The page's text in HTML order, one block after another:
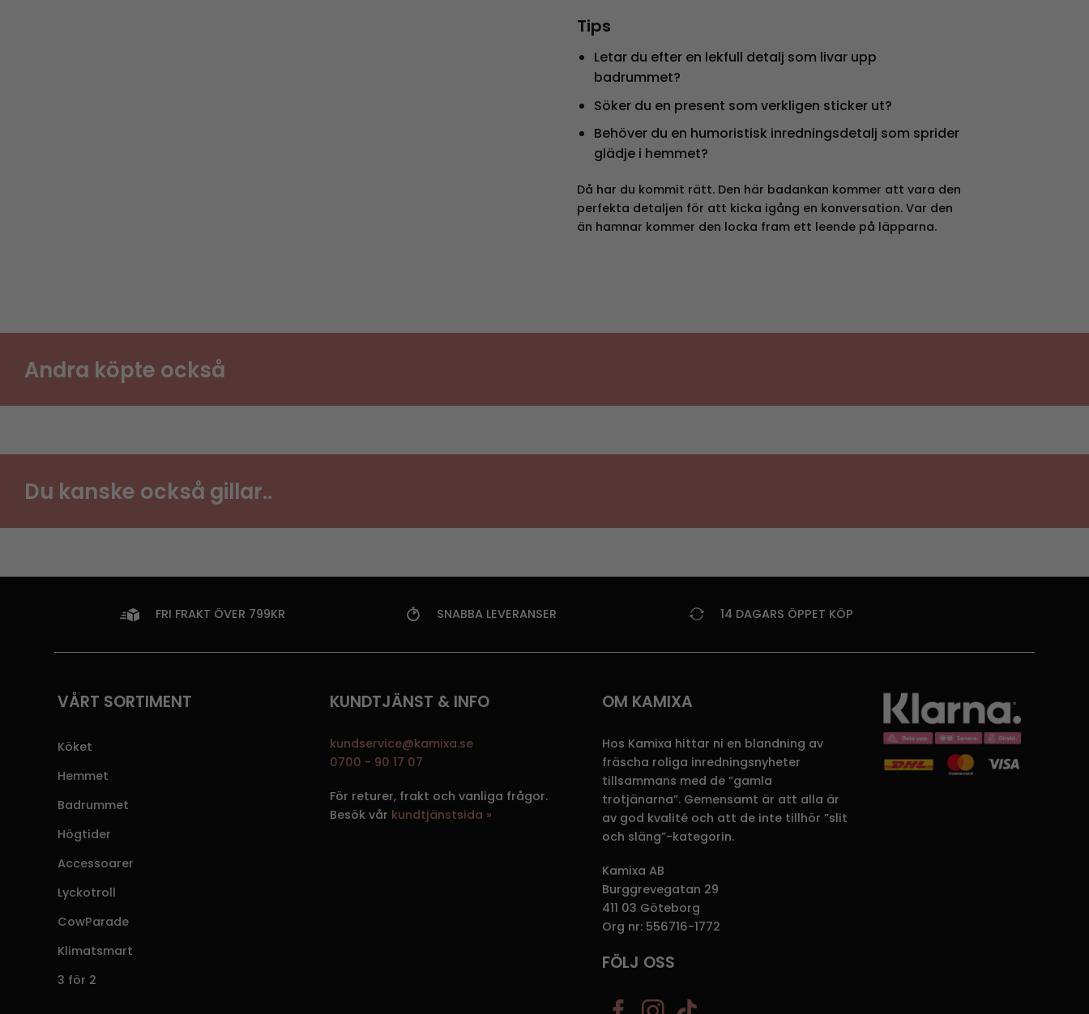
Tips
Letar du efter en lekfull detalj som livar upp
badrummet?
Söker du en present som verkligen sticker ut?
Behöver du en humoristisk inredningsdetalj som sprider
glädje i hemmet?
Då har du kommit rätt. Den här badankan kommer att vara den
perfekta detaljen för att kicka igång en konversation. Var den
än hamnar kommer den locka fram ett leende på läpparna.
Andra köpte också
Du kanske också gillar..
FRI FRAKT ÖVER 799KR SNABBA LEVERANSER 14 DAGARS ÖPPET KÖP
VÅRT SORTIMENT
Köket
Hemmet
Badrummet
Högtider
Accessoarer
Lyckotroll
CowParade
Klimatsmart
3 för 2
KUNDTJÄNST & INFO
kundservice@kamixa.se
0700 - 90 17 07
För returer, frakt och vanliga frågor.
Besök vår kundtjänstsida »
OM KAMIXA
Hos Kamixa hittar ni en blandning av
fräscha roliga inredningsnyheter
tillsammans med de ”gamla
trotjänarna”. Gemensamt är att alla är
av god kvalité och att de inte tillhör ”slit
och släng”-kategorin.
Kamixa AB
Burggrevegatan 29
411 03 Göteborg
Org nr: 556716-1772
FÖLJ OSS